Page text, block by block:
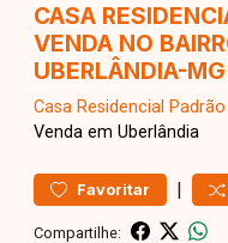
CASA
VENDA NO
UBERLÂNDIA-MG
Casa Residencial Padrão
Venda em Uberlândia
Favoritar |
Compartilhe: